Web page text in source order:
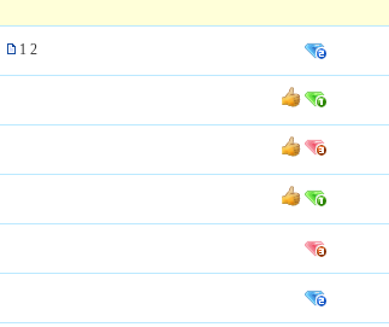
1 2